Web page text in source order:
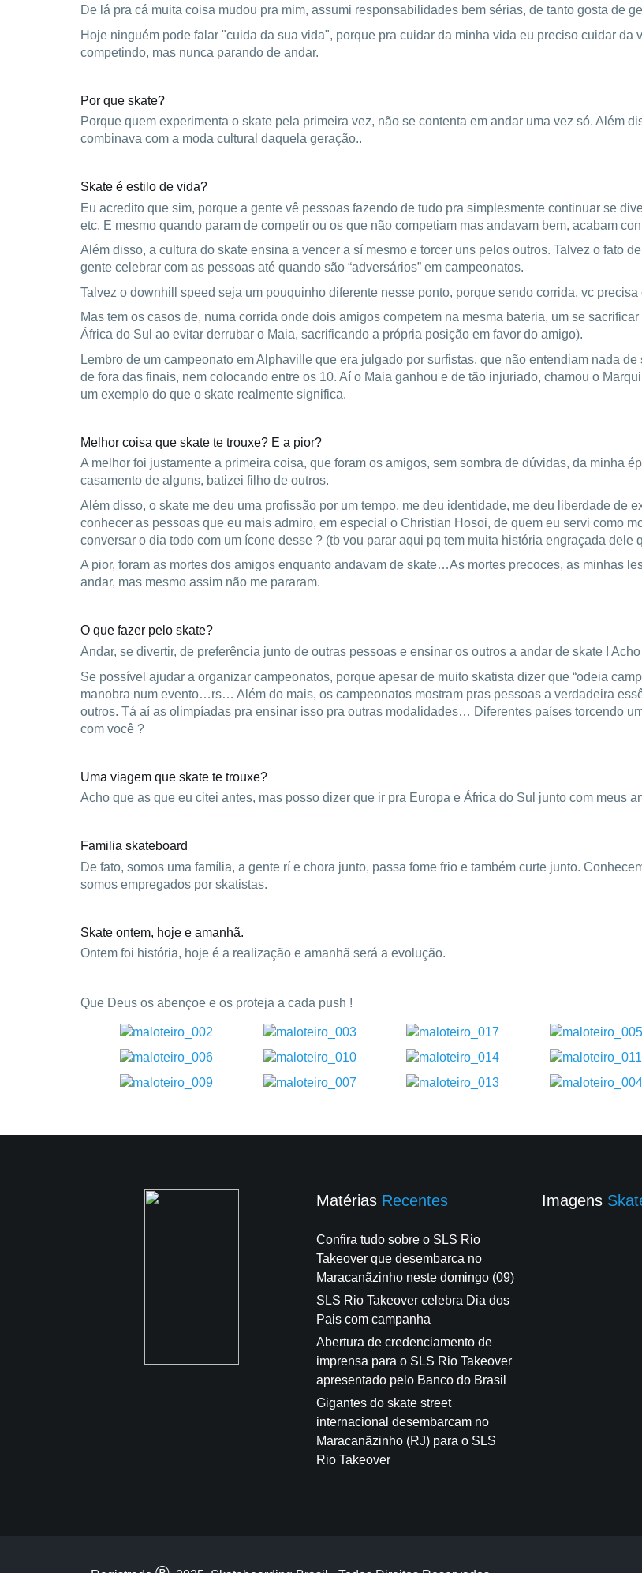
De lá pra cá muita coisa mudou pra mim, assumi responsabilidades bem sérias, de tanto gosta de
Hoje ninguém pode falar "cuida da sua vida", porque pra cuidar da minha vida eu preciso cuidar da
competindo, mas nunca parando de andar.
Por que skate?
Porque quem experimenta o skate pela primeira vez, não se contenta em andar uma vez só. Além
combinava com a moda cultural daquela geração..
Skate é estilo de vida?
Eu acredito que sim, porque a gente vê pessoas fazendo de tudo pra simplesmente continuar se
etc. E mesmo quando param de competir ou os que não competiam mas andavam bem, acabam
Além disso, a cultura do skate ensina a vencer a sí mesmo e torcer uns pelos outros. Talvez o fato
gente celebrar com as pessoas até quando são “adversários” em campeonatos.
Talvez o downhill speed seja um pouquinho diferente nesse ponto, porque sendo corrida, vc
Mas tem os casos de, numa corrida onde dois amigos competem na mesma bateria, um se
África do Sul ao evitar derrubar o Maia, sacrificando a própria posição em favor do amigo).
Lembro de um campeonato em Alphaville que era julgado por surfistas, que não entendiam nada
de fora das finais, nem colocando entre os 10. Aí o Maia ganhou e de tão injuriado, chamou o
um exemplo do que o skate realmente significa.
Melhor coisa que skate te trouxe? E a pior?
A melhor foi justamente a primeira coisa, que foram os amigos, sem sombra de dúvidas, da minha
casamento de alguns, batizei filho de outros.
Além disso, o skate me deu uma profissão por um tempo, me deu identidade, me deu liberdade de
conhecer as pessoas que eu mais admiro, em especial o Christian Hosoi, de quem eu servi como
conversar o dia todo com um ícone desse ? (tb vou parar aqui pq tem muita história engraçada dele
A pior, foram as mortes dos amigos enquanto andavam de skate…As mortes precoces, as minhas
andar, mas mesmo assim não me pararam.
O que fazer pelo skate?
Andar, se divertir, de preferência junto de outras pessoas e ensinar os outros a andar de skate !
Se possível ajudar a organizar campeonatos, porque apesar de muito skatista dizer que “odeia
manobra num evento…rs… Além do mais, os campeonatos mostram pras pessoas a verdadeira
outros. Tá aí as olimpíadas pra ensinar isso pra outras modalidades… Diferentes países torcendo
com você ?
Uma viagem que skate te trouxe?
Acho que as que eu citei antes, mas posso dizer que ir pra Europa e África do Sul junto com meus
Familia skateboard
De fato, somos uma família, a gente rí e chora junto, passa fome frio e também curte junto.
somos empregados por skatistas.
Skate ontem, hoje e amanhã.
Ontem foi história, hoje é a realização e amanhã será a evolução.
Que Deus os abençoe e os proteja a cada push !
Matérias Recentes
Confira tudo sobre o SLS Rio
Takeover que desembarca no
Maracanãzinho neste domingo (09)
SLS Rio Takeover celebra Dia dos
Pais com campanha
Abertura de credenciamento de
imprensa para o SLS Rio Takeover
apresentado pelo Banco do Brasil
Gigantes do skate street
internacional desembarcam no
Maracanãzinho (RJ) para o SLS
Rio Takeover
Imagens